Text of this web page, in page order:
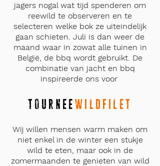
jagers nogal wat tijd spenderen om
reewild te observeren en te
selecteren welke bok ze uiteindelijk
gaan schieten. Juli is dan weer de
maand waar in zowat alle tuinen in
België, de bbq wordt gebruikt. De
combinatie van jacht en bbq
inspireerde ons voor
TOURNEEWILDFILET
Wij willen mensen warm maken om
niet enkel in de winter een stukje
wild te eten, maar ook in de
zomermaanden te genieten van wild